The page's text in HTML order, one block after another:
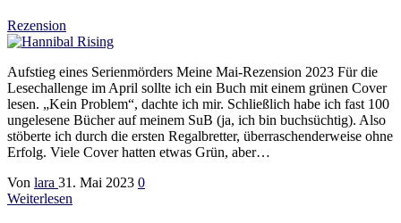
Rezension
Aufstieg eines Serienmörders Meine Mai-Rezension 2023 Für die
Lesechallenge im April sollte ich ein Buch mit einem grünen Cover
lesen. „Kein Problem“, dachte ich mir. Schließlich habe ich fast 100
ungelesene Bücher auf meinem SuB (ja, ich bin buchsüchtig). Also
stöberte ich durch die ersten Regalbretter, überraschenderweise ohne
Erfolg. Viele Cover hatten etwas Grün, aber…
Von lara 31. Mai 2023 0
Weiterlesen